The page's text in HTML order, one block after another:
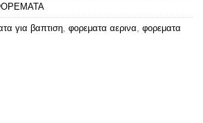
για βαπτιση φορεματα αερινα φορεματα